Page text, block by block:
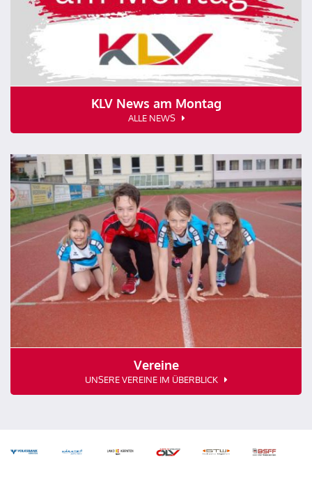
KLV News am Montag
ALLE NEWS
Vereine
UNSERE VEREINE IM ÜBERBLICK